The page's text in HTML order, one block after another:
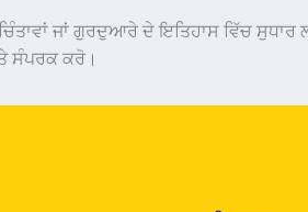
ਜਾਂ ਗੁਰਦੁਆਰੇ ਦੇ ਇਤਿਹਾਸ ਵਿੱਚ ਸੁਧਾਰ
ਸੰਪਰਕ ਕਰੋ।